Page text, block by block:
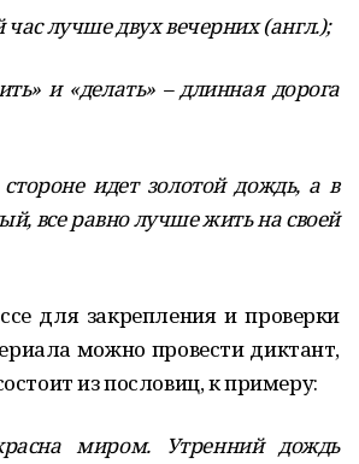
лучше двух вечерних (англ.);
и «делать» – длинная дорога
идет золотой дождь, а в
все равно лучше жить на своей
для закрепления и проверки
можно провести диктант,
из пословиц, к примеру:
миром. Утренний дождь